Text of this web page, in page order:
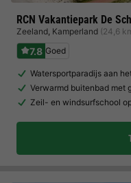
RCN Vakantiepark De
Zeeland, Kamperland (24,6
7.8 Goed
Watersportparadijs aan
Verwarmd buitenbad met
Zeil- en windsurfschool